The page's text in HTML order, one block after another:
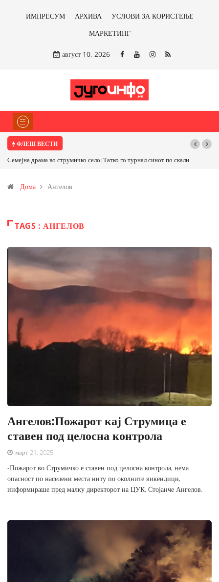
ИМПРЕСУМ АРХИВА
УСЛОВИ ЗА КОРИСТЕЊЕ
МАРКЕТИНГ
август 10, 2026
ФЛЕШ ВЕСТИ
по скалиТРАМП НАРЕДИ ВОЈСКАТА ДА КОРИСТИ МЕТАЛИ САМО ОД
бакарот од Иловица и со антимонот?
Дома Ангелов
TAGS : АНГЕЛОВ
Ангелов:Пожарот кај Струмица е
ставен под целосна контрола
март 21, 2025
-Пожарот во Струмичко е ставен под целосна контрола, нема
опасност по населени места ниту по околните викендици,
информираше пред малку директорот на ЦУК, Стојанче Ангелов.